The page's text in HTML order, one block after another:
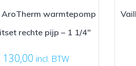
warmtepomp
rechte pijp – 1 1/4″
130,00 incl. BTW